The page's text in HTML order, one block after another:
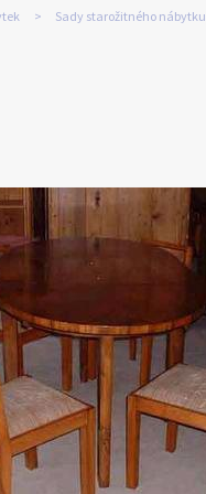
Sady starožitného nábytku